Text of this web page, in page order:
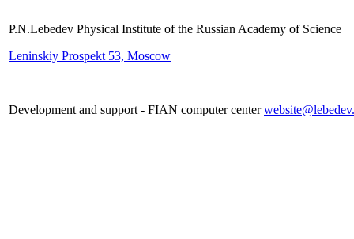
P.N.Lebedev Physical Institute of the Russian Academy of Science
Leninskiy Prospekt 53, Moscow
Development and support - FIAN computer center